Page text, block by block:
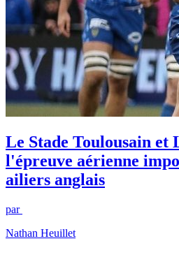
Le Stade Toulousain et
l'épreuve aérienne
ailiers anglais
par
Nathan Heuillet